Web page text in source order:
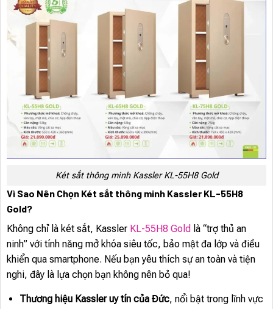
Két sắt thông minh Kassler KL-55H8 Gold
Vì Sao Nên Chọn Két sắt thông minh Kassler KL-55H8
Gold?
Không chỉ là két sắt, Kassler KL-55H8 Gold là “trợ thủ an
ninh” với tính năng mở khóa siêu tốc, bảo mật đa lớp và điều
khiển qua smartphone. Nếu bạn yêu thích sự an toàn và tiện
nghi, đây là lựa chọn bạn không nên bỏ qua!
Thương hiệu Kassler uy tín của Đức, nổi bật trong lĩnh vực